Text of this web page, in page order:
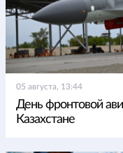
05 августа, 13:44
День фронтовой
Казахстане